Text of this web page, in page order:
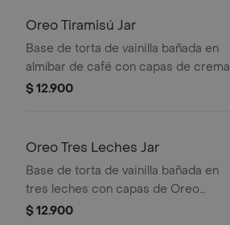
Oreo Tiramisú Jar
Base de torta de vainilla bañada en
almíbar de café con capas de crema
de tiramisú y Oreo.
$ 12.900
Oreo Tres Leches Jar
Base de torta de vainilla bañada en
tres leches con capas de Oreo
triturada.
$ 12.900